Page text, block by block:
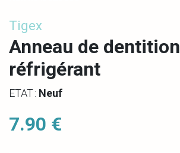
Tigex
Anneau de dentition
réfrigérant
ETAT : Neuf
7.90 €